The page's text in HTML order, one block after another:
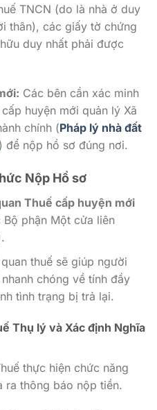
TNCN (do là nhà ở duy
thân), các giấy tờ chứng
duy nhất phải được
Các bên cần xác minh
huyện mới quản lý Xã
chính (Pháp lý nhà đất
để nộp hồ sơ đúng nơi.
Nộp Hồ sơ
Thuế cấp huyện mới
phận Một cửa liên
thuế sẽ giúp người
chóng về tính đầy
tình trạng bị trả lại.
Thụ lý và Xác định Nghĩa
thực hiện chức năng
ra thông báo nộp tiền.